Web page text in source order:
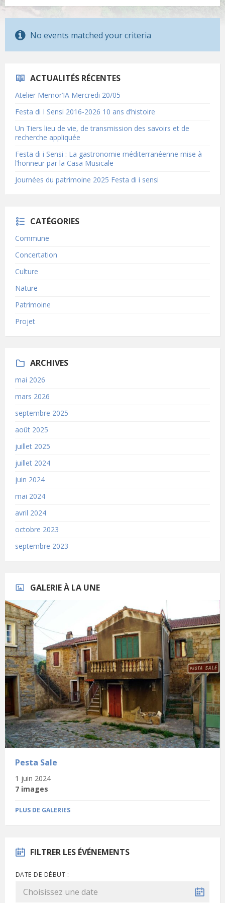
No events matched your criteria
ACTUALITÉS RÉCENTES
Atelier Memor’IA Mercredi 20/05
Festa di I Sensi 2016-2026 10 ans d’histoire
Un Tiers lieu de vie, de transmission des savoirs et de
recherche appliquée
Festa di i Sensi : La gastronomie méditerranéenne mise à
l’honneur par la Casa Musicale
Journées du patrimoine 2025 Festa di i sensi
CATÉGORIES
Commune
Concertation
Culture
Nature
Patrimoine
Projet
ARCHIVES
mai 2026
mars 2026
septembre 2025
août 2025
juillet 2025
juillet 2024
juin 2024
mai 2024
avril 2024
octobre 2023
septembre 2023
GALERIE À LA UNE
Pesta Sale
1 juin 2024
7 images
PLUS DE GALERIES
FILTRER LES ÉVÉNEMENTS
DATE DE DÉBUT :